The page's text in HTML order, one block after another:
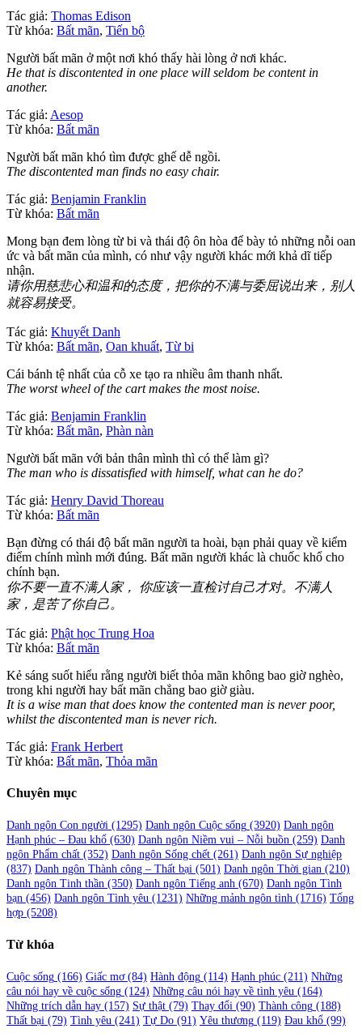
Tác giả: Thomas Edison
Từ khóa: Bất mãn, Tiến bộ
Người bất mãn ở một nơi khó thấy hài lòng ở nơi khác.
He that is discontented in one place will seldom be content in
another.
Tác giả: Aesop
Từ khóa: Bất mãn
Người bất mãn khó tìm được ghế dễ ngồi.
The discontented man finds no easy chair.
Tác giả: Benjamin Franklin
Từ khóa: Bất mãn
Mong bạn đem lòng từ bi và thái độ ôn hòa để bày tỏ những nỗi oan
ức và bất mãn của mình, có như vậy người khác mới khả dĩ tiếp
nhận.
请你用慈悲心和温和的态度，把你的不满与委屈说出来，别人
就容易接受。
Tác giả: Khuyết Danh
Từ khóa: Bất mãn, Oan khuất, Từ bi
Cái bánh tệ nhất của cỗ xe tạo ra nhiều âm thanh nhất.
The worst wheel of the cart makes the most noise.
Tác giả: Benjamin Franklin
Từ khóa: Bất mãn, Phàn nàn
Người bất mãn với bản thân mình thì có thể làm gì?
The man who is dissatisfied with himself, what can he do?
Tác giả: Henry David Thoreau
Từ khóa: Bất mãn
Bạn đừng có thái độ bất mãn người ta hoài, bạn phải quay về kiểm
điểm chính mình mới đúng. Bất mãn người khác là chuốc khổ cho
chính bạn.
你不要一直不满人家， 你应该一直检讨自己才对。不满人
家，是苦了你自己。
Tác giả: Phật học Trung Hoa
Từ khóa: Bất mãn
Kẻ sáng suốt hiểu rằng người biết thỏa mãn không bao giờ nghèo,
trong khi người hay bất mãn chẳng bao giờ giàu.
It is a wise man that does know the contented man is never poor,
whilst the discontented man is never rich.
Tác giả: Frank Herbert
Từ khóa: Bất mãn, Thỏa mãn
Chuyên mục
Danh ngôn Con người (1295) Danh ngôn Cuộc sống (3920) Danh ngôn
Hạnh phúc – Đau khổ (630) Danh ngôn Niềm vui – Nỗi buồn (259) Danh
ngôn Phẩm chất (352) Danh ngôn Sống chết (261) Danh ngôn Sự nghiệp
(837) Danh ngôn Thành công – Thất bại (501) Danh ngôn Thời gian (210)
Danh ngôn Tinh thần (350) Danh ngôn Tiếng anh (670) Danh ngôn Tình
bạn (456) Danh ngôn Tình yêu (1231) Những mảnh ngôn tình (1716) Tổng
hợp (5208)
Từ khóa
Cuộc sống (166) Giấc mơ(84) Hành động (114) Hạnh phúc (211) Những
câu nói hay về cuộc sống (124) Những câu nói hay về tình yêu (164)
Những trích dẫn hay (157) Sự thật (79) Thay đổi (90) Thành công (188)
Thất bại (79) Tình yêu (241) Tự Do (91) Yêu thương (119) Đau khổ (99)